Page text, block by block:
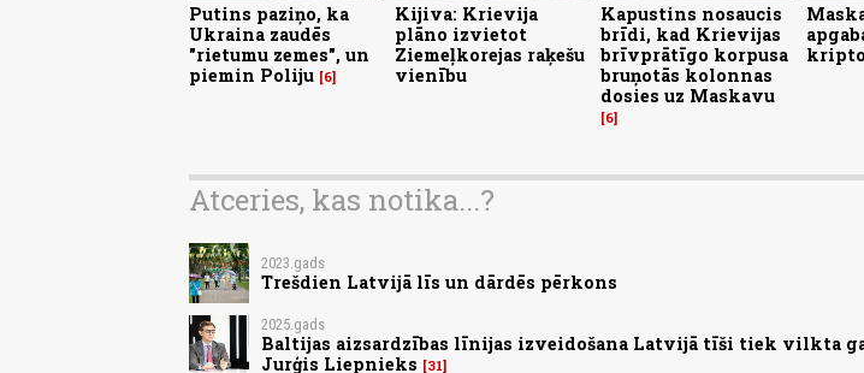
Putins paziņo, ka
Ukraina zaudēs
"rietumu zemes", un
piemin Poliju 6
Kijiva: Krievija
plāno izvietot
Ziemeļkorejas raķešu
vienību
Kapustins nosaucis
brīdi, kad Krievijas
brīvprātīgo korpusa
bruņotās kolonnas
dosies uz Maskavu
6
Atceries, kas notika...?
2023.gads
Trešdien Latvijā līs un dārdēs pērkons
2025.gads
Baltijas aizsardzības līnijas izveidošana Latvijā tīši tiek vilkta
Jurģis Liepnieks
31